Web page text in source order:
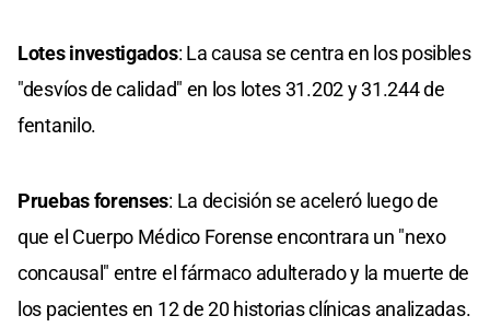
Lotes investigados: La causa se centra en los posibles
"desvíos de calidad" en los lotes 31.202 y 31.244 de
fentanilo.
Pruebas forenses: La decisión se aceleró luego de
que el Cuerpo Médico Forense encontrara un "nexo
concausal" entre el fármaco adulterado y la muerte de
los pacientes en 12 de 20 historias clínicas analizadas.